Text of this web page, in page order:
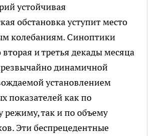
устойчивая
обстановка уступит место
колебаниям. Синоптики
и третья декады месяца
динамичной
установлением
показателей как по
режиму, так и по объему
Эти беспрецедентные